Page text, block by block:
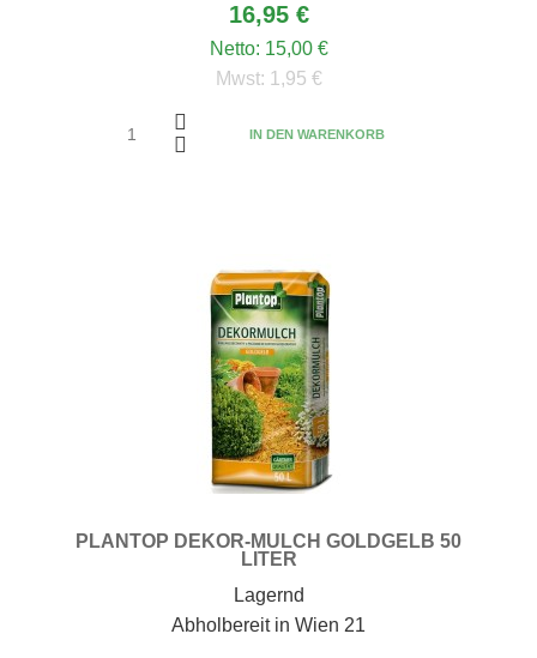
16,95 €
Netto: 15,00 €
Mwst: 1,95 €
IN DEN WARENKORB
PLANTOP DEKOR-MULCH GOLDGELB 50
LITER
Lagernd
Abholbereit in Wien 21